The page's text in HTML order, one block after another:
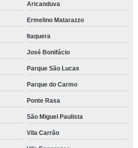
Aricanduva
Ermelino Matarazzo
Itaquera
José Bonifácio
Parque São Lucas
Parque do Carmo
Ponte Rasa
São Miguel Paulista
Vila Carrão